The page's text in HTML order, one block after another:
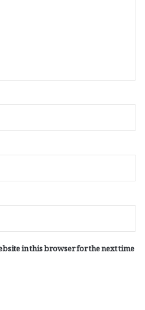
in this browser for the next time